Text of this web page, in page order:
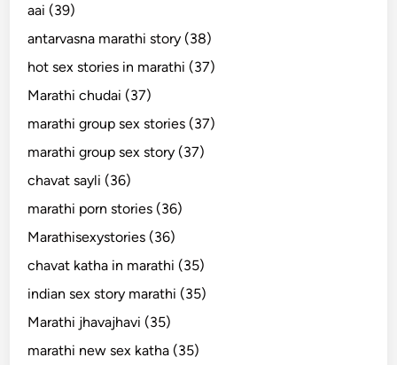
aai (39)
antarvasna marathi story (38)
hot sex stories in marathi (37)
Marathi chudai (37)
marathi group sex stories (37)
marathi group sex story (37)
chavat sayli (36)
marathi porn stories (36)
Marathisexystories (36)
chavat katha in marathi (35)
indian sex story marathi (35)
Marathi jhavajhavi (35)
marathi new sex katha (35)